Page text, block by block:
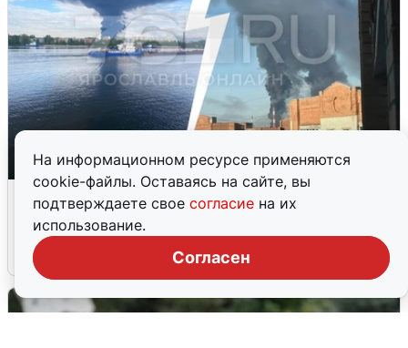
На информационном ресурсе применяются
cookie-файлы. Оставаясь на сайте, вы
подтверждаете свое согласие на их
использование.
Согласен
Ночная атака БПЛА на Ярославль:
попадания и последствия
6 августа